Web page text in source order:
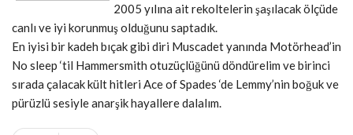
2005 yılına ait rekoltelerin şaşılacak ölçüde
canlı ve iyi korunmuş olduğunu saptadık.
En iyisi bir kadeh bıçak gibi diri Muscadet yanında Motörhead’in
No sleep ‘til Hammersmith otuzüçlüğünü döndürelim ve birinci
sırada çalacak kült hitleri Ace of Spades ‘de Lemmy’nin boğuk ve
pürüzlü sesiyle anarşik hayallere dalalım.